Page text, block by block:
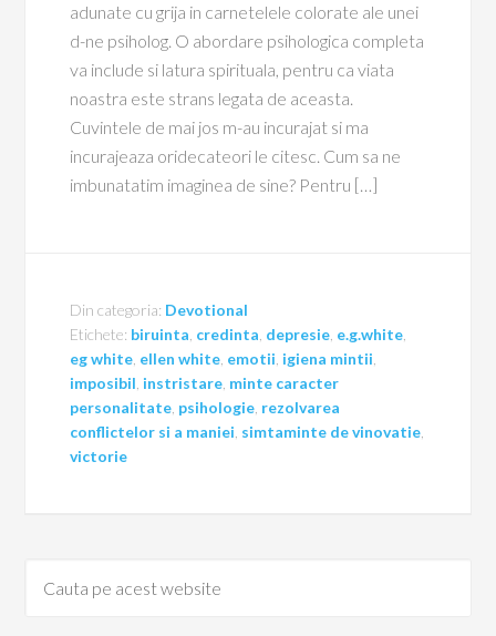
adunate cu grija in carnetelele colorate ale unei
d-ne psiholog. O abordare psihologica completa
va include si latura spirituala, pentru ca viata
noastra este strans legata de aceasta.
Cuvintele de mai jos m-au incurajat si ma
incurajeaza oridecateori le citesc. Cum sa ne
imbunatatim imaginea de sine? Pentru […]
Din categoria: Devotional
Etichete: biruinta credinta depresie e.g.white
eg white ellen white emotii igiena mintii
imposibil instristare minte caracter
personalitate psihologie rezolvarea
conflictelor si a maniei simtaminte de vinovatie
victorie